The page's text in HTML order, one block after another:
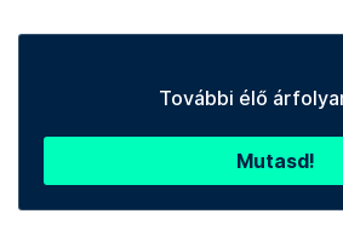
További élő
Mutasd!